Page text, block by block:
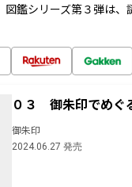
図鑑シリーズ第３弾は
０３ 御朱印でめぐ
御朱印
2024.06.27 発売